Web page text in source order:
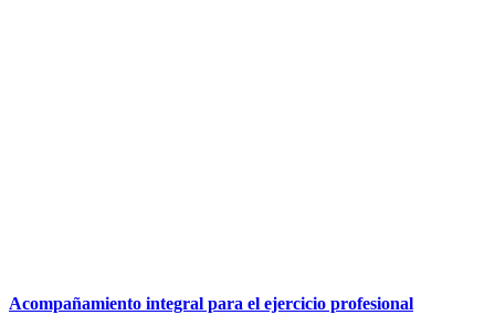
Acompañamiento integral para el ejercicio profesional